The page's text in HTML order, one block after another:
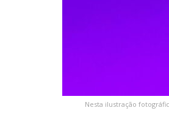
Nesta ilustração